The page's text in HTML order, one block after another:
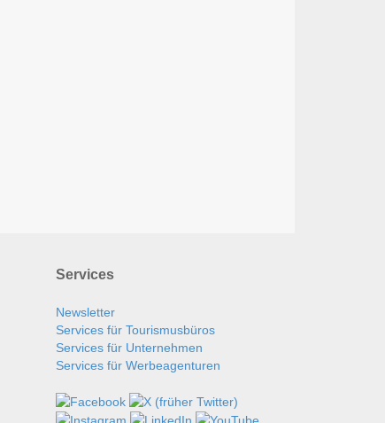
Services
Newsletter
Services für Tourismusbüros
Services für Unternehmen
Services für Werbeagenturen